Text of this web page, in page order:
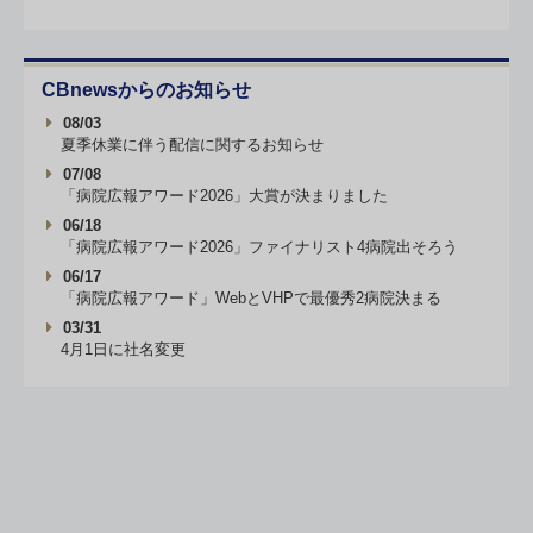
CBnewsからのお知らせ
08/03
夏季休業に伴う配信に関するお知らせ
07/08
「病院広報アワード2026」大賞が決まりました
06/18
「病院広報アワード2026」ファイナリスト4病院出そろう
06/17
「病院広報アワード」WebとVHPで最優秀2病院決まる
03/31
4月1日に社名変更